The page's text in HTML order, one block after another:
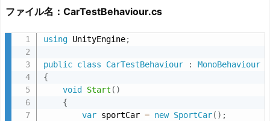
d
ファイル名：CarTestBehaviour.cs
using UnityEngine;
public class CarTestBehaviour :
MonoBehaviour
{
void
Start ( )
{
var sportCar = new SportCar( ) ;